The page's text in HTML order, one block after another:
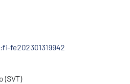
fe202301319942
(SVT)